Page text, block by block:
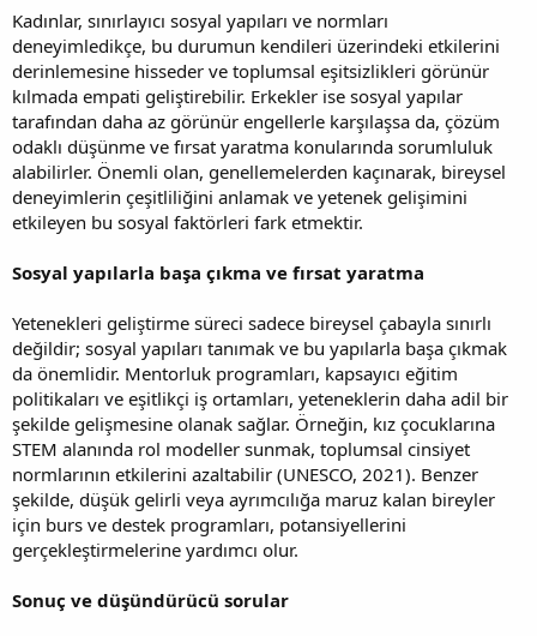
Kadınlar, sınırlayıcı sosyal yapıları ve normları
deneyimledikçe, bu durumun kendileri üzerindeki etkilerini
derinlemesine hisseder ve toplumsal eşitsizlikleri görünür
kılmada empati geliştirebilir. Erkekler ise sosyal yapılar
tarafından daha az görünür engellerle karşılaşsa da, çözüm
odaklı düşünme ve fırsat yaratma konularında sorumluluk
alabilirler. Önemli olan, genellemelerden kaçınarak, bireysel
deneyimlerin çeşitliliğini anlamak ve yetenek gelişimini
etkileyen bu sosyal faktörleri fark etmektir.
Sosyal yapılarla başa çıkma ve fırsat yaratma
Yetenekleri geliştirme süreci sadece bireysel çabayla sınırlı
değildir; sosyal yapıları tanımak ve bu yapılarla başa çıkmak
da önemlidir. Mentorluk programları, kapsayıcı eğitim
politikaları ve eşitlikçi iş ortamları, yeteneklerin daha adil bir
şekilde gelişmesine olanak sağlar. Örneğin, kız çocuklarına
STEM alanında rol modeller sunmak, toplumsal cinsiyet
normlarının etkilerini azaltabilir (UNESCO, 2021). Benzer
şekilde, düşük gelirli veya ayrımcılığa maruz kalan bireyler
için burs ve destek programları, potansiyellerini
gerçekleştirmelerine yardımcı olur.
Sonuç ve düşündürücü sorular